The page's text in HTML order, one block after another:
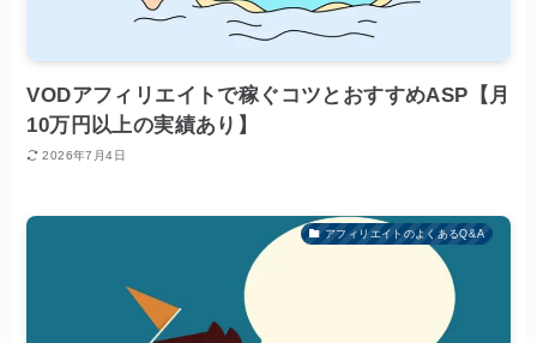
VODアフィリエイトで稼ぐコツとおすすめASP【月
10万円以上の実績あり】
2026年7月4日
アフィリエイトのよくあるQ&A